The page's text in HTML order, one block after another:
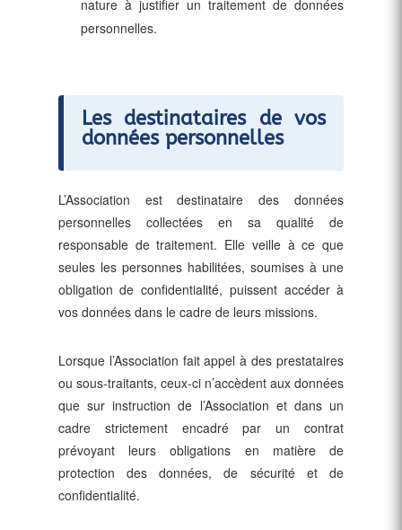
nature à justifier un traitement de données
personnelles.
Les destinataires de vos
données personnelles
L’Association est destinataire des données
personnelles collectées en sa qualité de
responsable de traitement. Elle veille à ce que
seules les personnes habilitées, soumises à une
obligation de confidentialité, puissent accéder à
vos données dans le cadre de leurs missions.
Lorsque l’Association fait appel à des prestataires
ou sous-traitants, ceux-ci n’accèdent aux données
que sur instruction de l’Association et dans un
cadre strictement encadré par un contrat
prévoyant leurs obligations en matière de
protection des données, de sécurité et de
confidentialité.